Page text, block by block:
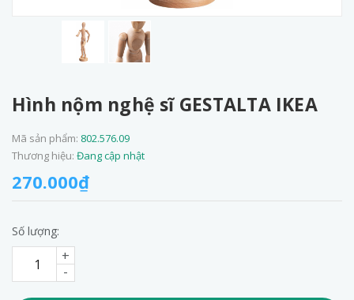
Hình nộm nghệ sĩ GESTALTA IKEA
Mã sản phẩm: 802.576.09
Thương hiệu: Đang cập nhật
270.000₫
Số lượng:
-
+